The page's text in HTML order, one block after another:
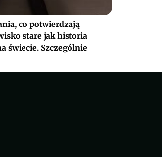
co potwierdzają
stare jak historia
świecie. Szczególnie